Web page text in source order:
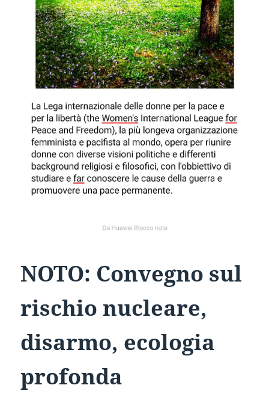
NOTO: Convegno sul
rischio nucleare,
disarmo, ecologia
profonda